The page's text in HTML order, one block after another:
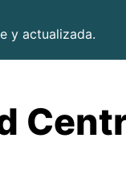
y actualizada.